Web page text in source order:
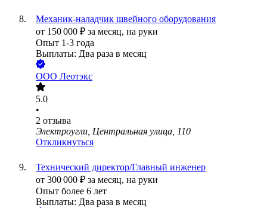
Механик-наладчик швейного оборудования
от 150 000 ₽ за месяц, на руки
Опыт 1-3 года
Выплаты: Два раза в месяц
ООО Леотэкс
5.0
•
2 отзыва
Электроугли, Центральная улица, 110
Откликнуться
Технический директор/Главный инженер
от 300 000 ₽ за месяц, на руки
Опыт более 6 лет
Выплаты: Два раза в месяц